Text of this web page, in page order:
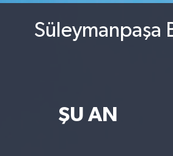
Süleymanpaşa
ŞU AN